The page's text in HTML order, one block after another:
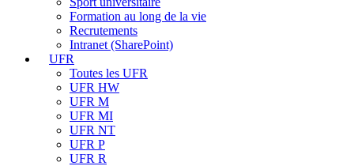
Formation au long de la vie
Recrutements
Intranet (SharePoint)
UFR
Toutes les UFR
UFR HW
UFR M
UFR MI
UFR NT
UFR P
UFR R